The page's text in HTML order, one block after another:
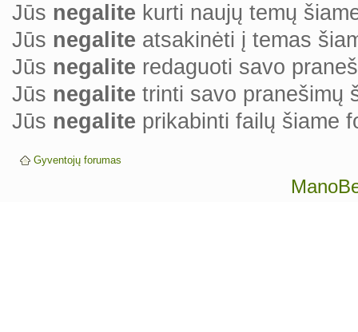
Jūs negalite kurti naujų temų
Jūs negalite atsakinėti į temas
Jūs negalite redaguoti savo
Jūs negalite trinti savo pranešimų
Jūs negalite prikabinti failų šiame
Gyventojų forumas